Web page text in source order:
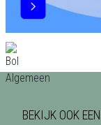
BEKIJK OOK